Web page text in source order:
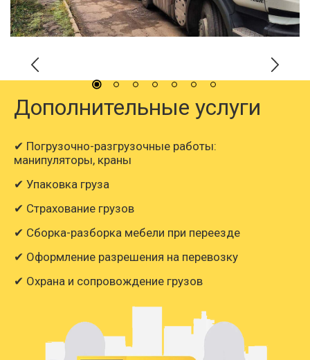
Дополнительные услуги
✔ Погрузочно-разгрузочные работы:
манипуляторы, краны
✔ Упаковка груза
✔ Страхование грузов
✔ Сборка-разборка мебели при переезде
✔ Оформление разрешения на перевозку
✔ Охрана и сопровождение грузов